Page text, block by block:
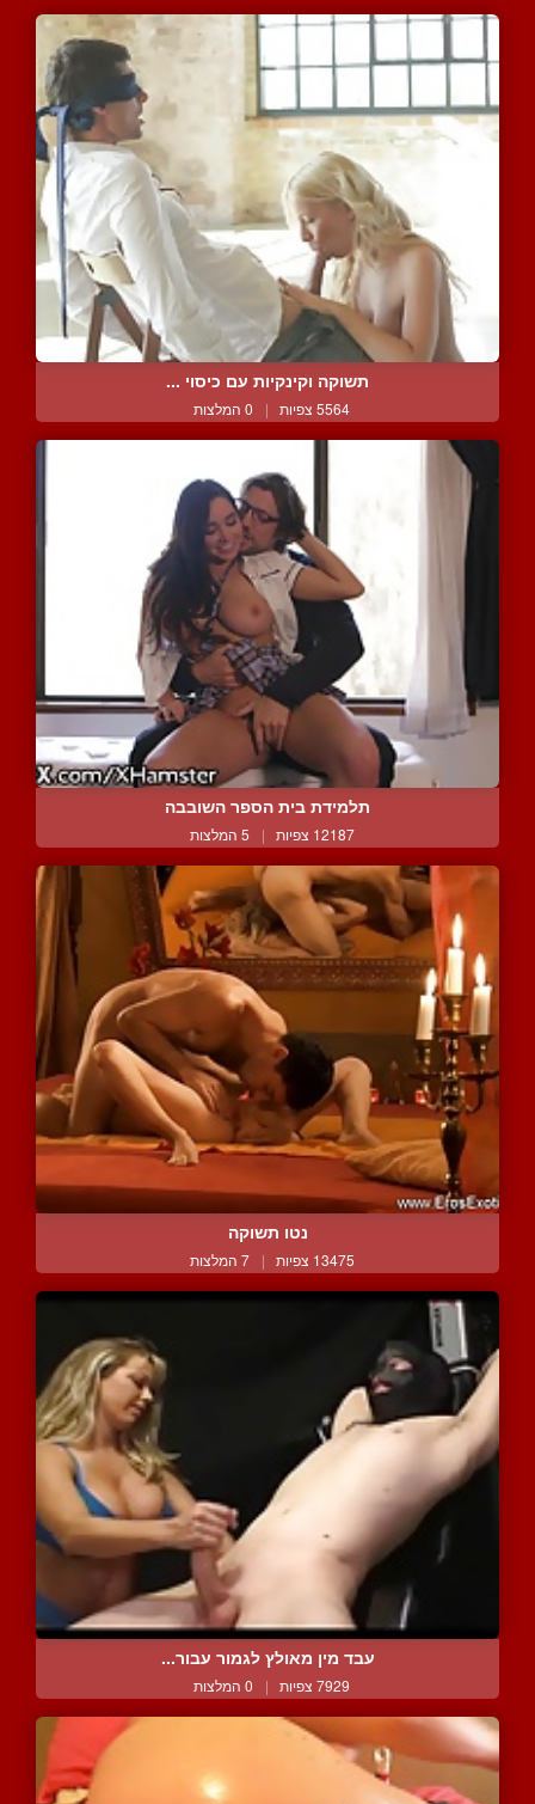
תשוקה וקינקיות עם כיסוי ...
5564 צפיות | 0 המלצות
תלמידת בית הספר השובבה
12187 צפיות | 5 המלצות
נטו תשוקה
13475 צפיות | 7 המלצות
עבד מין מאולץ לגמור עבור...
7929 צפיות | 0 המלצות